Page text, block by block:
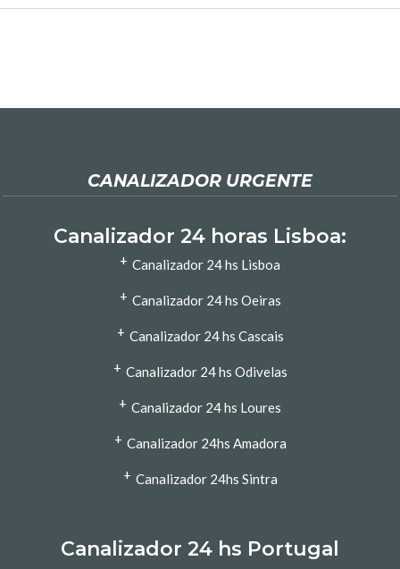
CANALIZADOR URGENTE
Canalizador 24 horas Lisboa:
+ Canalizador 24 hs Lisboa
+ Canalizador 24 hs Oeiras
+ Canalizador 24 hs Cascais
+ Canalizador 24 hs Odivelas
+ Canalizador 24 hs Loures
+ Canalizador 24hs Amadora
+ Canalizador 24hs Sintra
Canalizador 24 hs Portugal